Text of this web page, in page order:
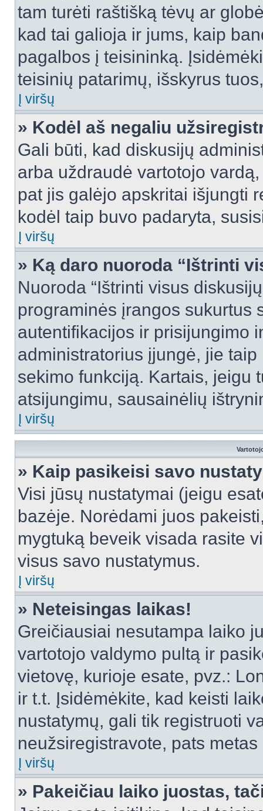
tam turėti raštišką tėvų ar
kad tai galioja ir jums, kaip
pagalbos į teisininką.
teisinių patarimų, išskyrus
Į viršų
» Kodėl aš negaliu
Gali būti, kad diskusijų
arba uždraudė vartotojo
pat jis galėjo apskritai išjungti
kodėl taip buvo padaryta,
Į viršų
» Ką daro nuoroda “Ištrinti
Nuoroda “Ištrinti visus
programinės įrangos sukurtus
autentifikacijos ir prisijungimo
administratorius įjungė, jie
sekimo funkciją. Kartais, jeigu
atsijungimu, sausainėlių
Į viršų
» Kaip pasikeisi savo
Visi jūsų nustatymai (jeigu
bazėje. Norėdami juos
mygtuką beveik visada rasite
visus savo nustatymus.
Į viršų
» Neteisingas laikas!
Greičiausiai nesutampa laiko
vartotojo valdymo pultą ir
vietovę, kurioje esate, pvz.:
ir t.t. Įsidėmėkite, kad keisti
nustatymų, gali tik registruoti
neužsiregistravote, pats
Į viršų
» Pakeičiau laiko juostas,